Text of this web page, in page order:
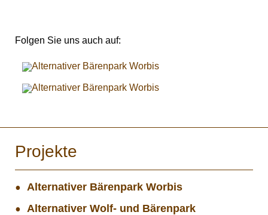
Folgen Sie uns auch auf:
Projekte
Alternativer Bärenpark Worbis
Alternativer Wolf- und Bärenpark